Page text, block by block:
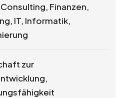
Finanzen,
IT, Informatik,
zur